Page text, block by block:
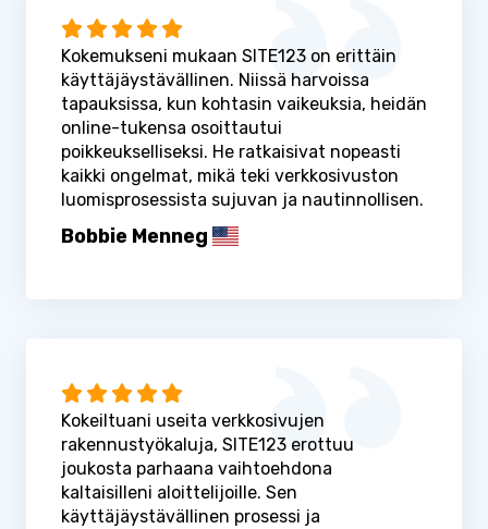
Kokemukseni mukaan SITE123 on erittäin
käyttäjäystävällinen. Niissä harvoissa
tapauksissa, kun kohtasin vaikeuksia, heidän
online-tukensa osoittautui
poikkeukselliseksi. He ratkaisivat nopeasti
kaikki ongelmat, mikä teki verkkosivuston
luomisprosessista sujuvan ja nautinnollisen.
Bobbie Menneg
Kokeiltuani useita verkkosivujen
rakennustyökaluja, SITE123 erottuu
joukosta parhaana vaihtoehdona
kaltaisilleni aloittelijoille. Sen
käyttäjäystävällinen prosessi ja